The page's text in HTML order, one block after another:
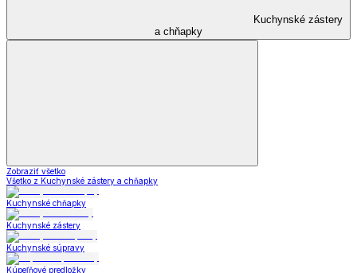
Kuchynské zástery
a chňapky
Zobraziť všetko
Všetko z Kuchynské zástery a chňapky
Kuchynské chňapky
Kuchynské zástery
Kuchynské súpravy
Kúpeľňové predložky